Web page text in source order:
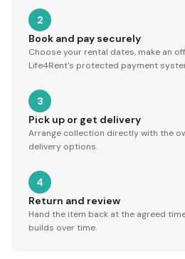
2
Book and pay securely
Choose your rental dates, make an
Life4Rent's protected payment
3
Pick up or get delivery
Arrange collection directly with the
delivery options.
4
Return and review
Hand the item back at the agreed
builds over time.